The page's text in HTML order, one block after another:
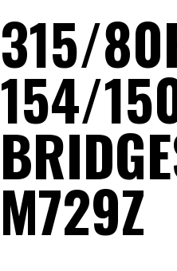
315/
154/
M729Z